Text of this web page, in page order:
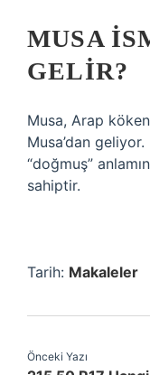
MUSA
GELIR?
Musa, Arap
Musa’dan
“doğmuş”
sahiptir.
Tarih: Makaleler
Önceki Yazı